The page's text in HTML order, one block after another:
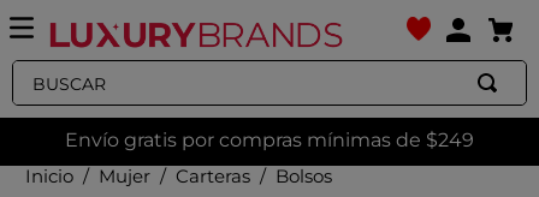
Buscar
Envío gratis por compras mínimas de $249
Mujer
Carteras Bolsos